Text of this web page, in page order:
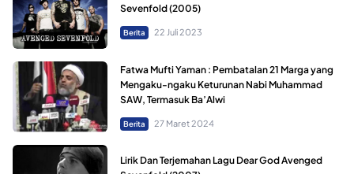
Sevenfold (2005)
Berita 22 Juli 2023
Fatwa Mufti Yaman : Pembatalan 21 Marga yang
Mengaku-ngaku Keturunan Nabi Muhammad
SAW, Termasuk Ba’Alwi
Berita 27 Maret 2024
Lirik Dan Terjemahan Lagu Dear God Avenged